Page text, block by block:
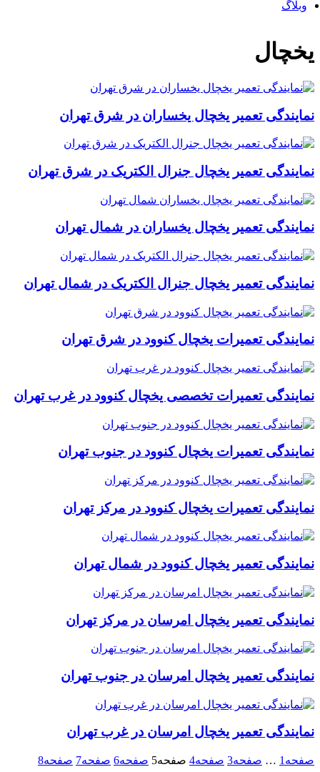
وبلاگ
یخچال
نمایندگی تعمیر یخچال یخساران در شرق تهران
نمایندگی تعمیر یخچال جنرال الکتریک در شرق تهران
نمایندگی تعمیر یخچال یخساران در شمال تهران
نمایندگی تعمیر یخچال جنرال الکتریک در شمال تهران
نمایندگی تعمیرات یخچال کنوود در شرق تهران
نمایندگی تعمیرات تخصصی یخچال کنوود در غرب تهران
نمایندگی تعمیرات یخچال کنوود در جنوب تهران
نمایندگی تعمیرات یخچال کنوود در مرکز تهران
نمایندگی تعمیر یخچال کنوود در شمال تهران
نمایندگی تعمیر یخچال امرسان در مرکز تهران
نمایندگی تعمیر یخچال امرسان در جنوب تهران
نمایندگی تعمیر یخچال امرسان در غرب تهران
صفحه 1
… صفحه3 صفحه4 صفحه5 صفحه6 صفحه7 صفحه8